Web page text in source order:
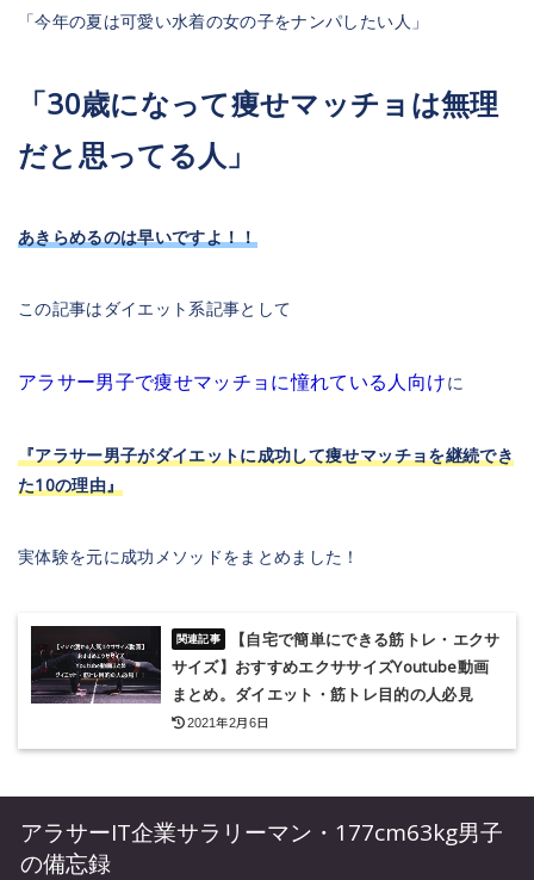
「今年の夏は可愛い水着の女の子をナンパしたい人」
「30歳になって痩せマッチョは無理
だと思ってる人」
あきらめるのは早いですよ！！
この記事はダイエット系記事として
アラサー男子で痩せマッチョに憧れている人向けに
『アラサー男子がダイエットに成功して痩せマッチョを継続でき
た10の理由』
実体験を元に成功メソッドをまとめました！
【自宅で簡単にできる筋トレ・エクサ
サイズ】おすすめエクササイズYoutube動画
まとめ。ダイエット・筋トレ目的の人必見
2021年2月6日
アラサーIT企業サラリーマン・177cm63kg男子
の備忘録